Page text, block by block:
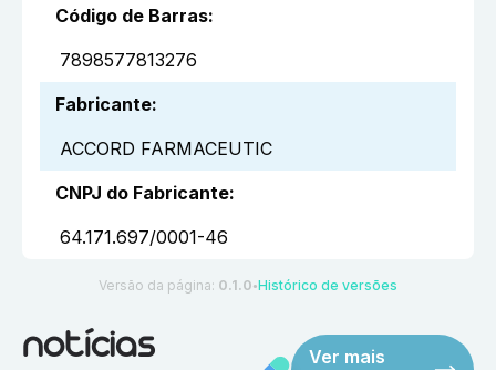
Código de Barras:
7898577813276
Fabricante:
ACCORD FARMACEUTIC
CNPJ do Fabricante:
64.171.697/0001-46
Versão da página: 0.1.0 ●Histórico de versões
notícias
Ver mais